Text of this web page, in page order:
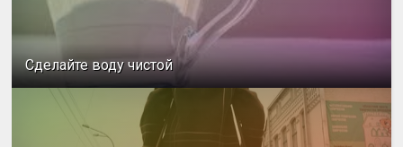
Сделайте воду чистой